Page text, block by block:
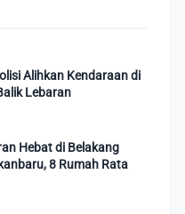
Alihkan Kendaraan di
Lebaran
Hebat di Belakang
8 Rumah Rata